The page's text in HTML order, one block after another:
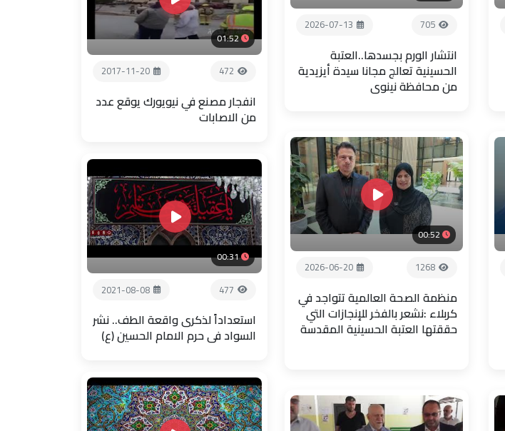
705
2026-07-13
انتشار الورم بجسدها..العتبة
الحسينية تعالج مجانا سيدة أيزيدية
من محافظة نينوى
00:52
1268
2026-06-20
منظمة الصحة العالمية تتواجد في
كربلاء :نشعر بالفخر للإنجازات التي
حققتها العتبة الحسينية المقدسة
01:52
472
2017-11-20
انفجار مصنع في نيويورك يوقع عدد
من الاصابات
00:31
477
2021-08-08
استعداداً لذكرى واقعة الطف.. نشر
السواد في حرم الامام الحسين (ع)